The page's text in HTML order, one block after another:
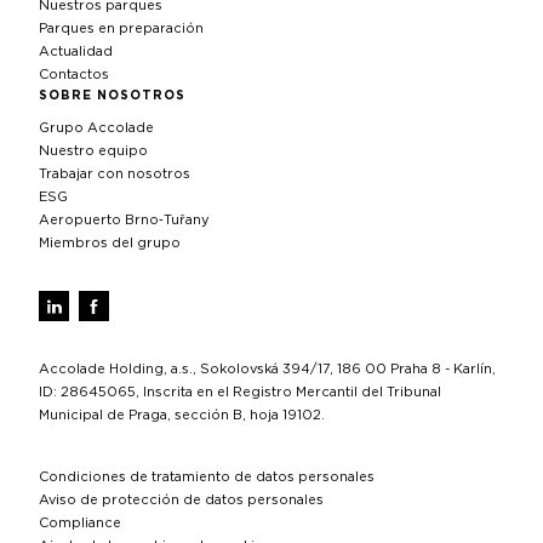
Nuestros parques
Parques en preparación
Actualidad
Contactos
SOBRE NOSOTROS
Grupo Accolade
Nuestro equipo
Trabajar con nosotros
ESG
Aeropuerto Brno‑Tuřany
Miembros del grupo
Accolade Holding, a.s., Sokolovská 394/17, 186 00 Praha 8 - Karlín,
ID: 28645065, Inscrita en el Registro Mercantil del Tribunal
Municipal de Praga, sección B, hoja 19102.
Condiciones de tratamiento de datos personales
Aviso de protección de datos personales
Compliance